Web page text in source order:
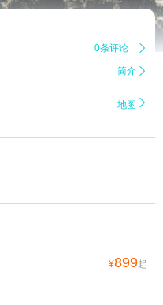
0条评论 
简介 
地图 
¥899起